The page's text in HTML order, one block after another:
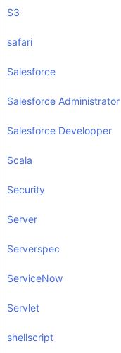
S3
safari
Salesforce
Salesforce Administrator
Salesforce Developper
Scala
Security
Server
Serverspec
ServiceNow
Servlet
shellscript